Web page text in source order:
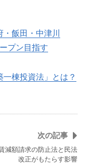
飯田・中津川
プン目指す
棟投資法」とは？
次の記事
減額請求の防止法と民法
改正がもたらす影響